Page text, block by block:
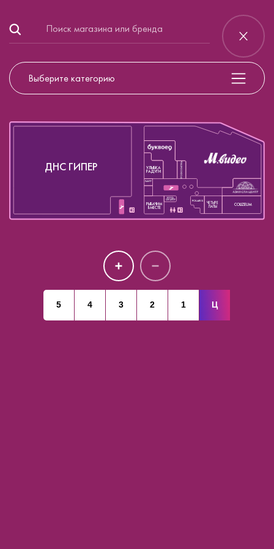
Выберите категорию
ДНС ГИПЕР
РЫБАЧИМ
ВМЕСТЕ
БРОСЬ
СИГАРЕТУ
ЛАМУР
УЛЫБКА
РАДУГИ ПРОФКОСМЕТИКА
COLIZEUM
ЧЕТЫРЕ
ЛАПЫ
POLARIS
5 4 3 2 1 Ц